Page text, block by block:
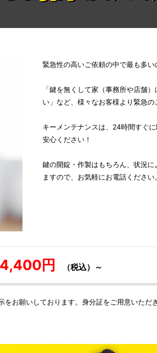
緊急性の高いご依頼の中で最も多い
「鍵を無くして家（事務所や店舗
い」など、様々なお客様より緊急の
キーメンテナンスは、24時間すぐ
安心ください！
鍵の開錠・作製はもちろん、状況
ますので、お気軽にお電話ください。
4,400円 （税込）～
お願いしております。身分証をご用意いただ